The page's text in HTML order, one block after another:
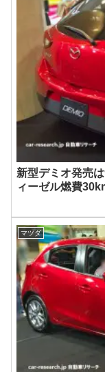
新型デミオ発売
ィーゼル燃費
マツダ